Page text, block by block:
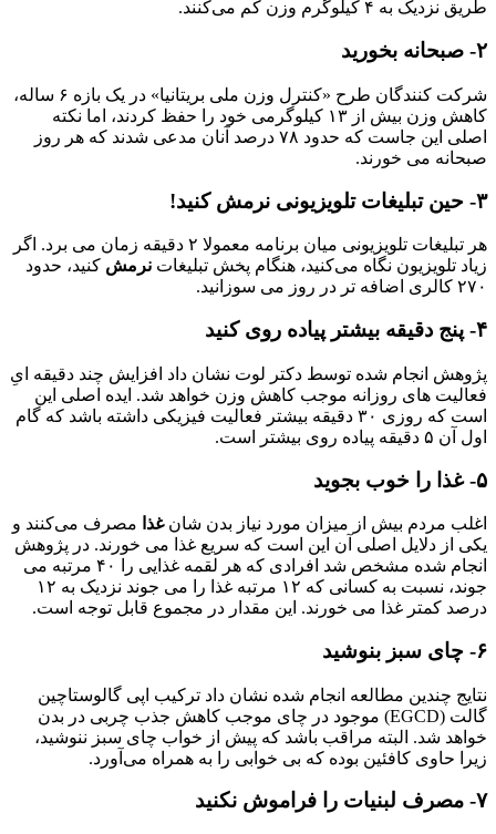
طریق نزدیک به ۴ کیلوگرم وزن کم می‌کنند.
۲- صبحانه بخورید
شرکت کنندگان طرح «کنترل وزن ملی بریتانیا» در یک بازه ۶ ساله،
کاهش وزن بیش از ۱۳ کیلوگرمی خود را حفظ کردند، اما نکته
اصلی این جاست که حدود ۷۸ درصد آنان مدعی شدند که هر روز
صبحانه می‌ خورند.
۳- حین تبلیغات تلویزیونی نرمش کنید!
هر تبلیغات تلویزیونی میان برنامه معمولا ۲ دقیقه زمان می ‌برد. اگر
زیاد تلویزیون نگاه می‌کنید، هنگام پخش تبلیغات نرمش کنید، حدود
۲۷۰ کالری اضافه ‌تر در روز می‌ سوزانید.
۴- پنج دقیقه بیشتر پیاده‌ روی کنید
پژوهش انجام شده توسط دکتر لوت نشان داد افزایش چند دقیقه ‌ایِ
فعالیت‌ های روزانه موجب کاهش وزن خواهد شد. ایده اصلی این
است که روزی ۳۰ دقیقه بیشتر فعالیت فیزیکی داشته باشد که گام
اول آن ۵ دقیقه پیاده ‌روی بیشتر است.
۵- غذا را خوب بجوید
اغلب مردم بیش از میزان مورد نیاز بدن شانغذا مصرف می‌کنند و
یکی از دلایل اصلی‌ آن این است که سریع غذا می‌ خورند. در پژوهش
انجام شده مشخص شد افرادی که هر لقمه غذایی را ۴۰ مرتبه می
‌جوند، نسبت به کسانی که ۱۲ مرتبه غذا را می‌ جوند نزدیک به ۱۲
درصد کمتر غذا می ‌خورند. این مقدار در مجموع قابل توجه است.
۶- چای سبز بنوشید
نتایج چندین مطالعه انجام شده نشان داد ترکیب اپی‌ گالوستاچین
گالت (EGCD) موجود در چای موجب کاهش جذب چربی در بدن
خواهد شد. البته مراقب باشد که پیش از خواب چای سبز ننوشید،
زیرا حاوی کافئین بوده که بی‌ خوابی را به همراه می‌آورد.
۷- مصرف لبنیات را فراموش نکنید